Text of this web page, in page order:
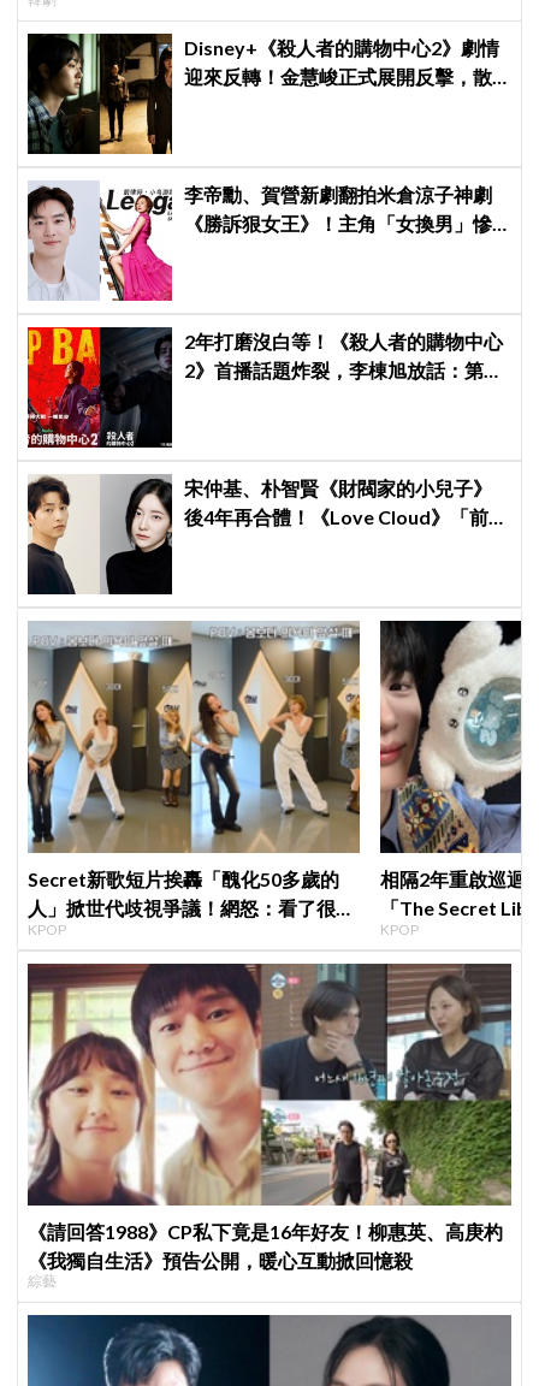
Disney+《殺人者的購物中心2》劇情
迎來反轉！金慧峻正式展開反擊，散
李帝勳、賀營新劇翻拍米倉涼子神劇
《勝訴狠女王》！主角「女換男」慘
2年打磨沒白等！《殺人者的購物中心
2》首播話題炸裂，李棟旭放話：第三
宋仲基、朴智賢《財閥家的小兒子》
後4年再合體！《Love Cloud》「前任
Secret新歌短片挨轟「醜化50多歲的
人」掀世代歧視爭議！網怒：看了很不
舒服
KPOP
相隔2年重啟巡迴
「The Secret
束，見粉絲四葉
KPOP
《請回答1988》CP私下竟是16年好友！柳惠英、高庚杓
《我獨自生活》預告公開，暖心互動掀回憶殺
綜藝